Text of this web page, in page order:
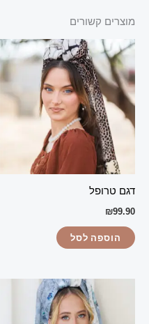
מוצרים קשורים
דגם טרופל
₪99.90
הוספה לסל